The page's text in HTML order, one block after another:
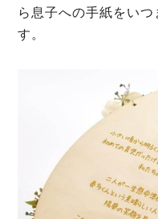
ら息子への手紙をい
す。